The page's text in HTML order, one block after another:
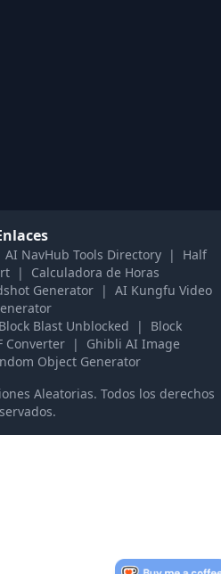
AI NavHub Tools Directory |
Half
|
Calculadora de Horas
Generator | AI Kungfu Video
Block Blast Unblocked |
Block
Converter |
Ghibli AI Image
Object Generator
Aleatorias. Todos los derechos